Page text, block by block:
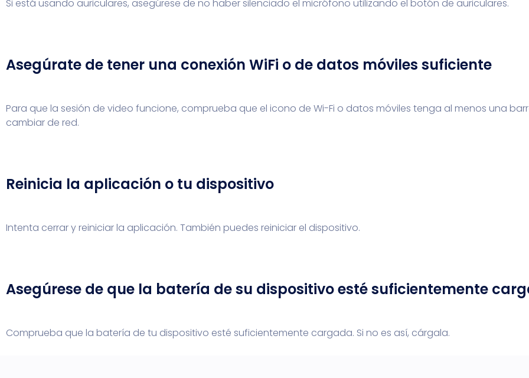
Si está usando auriculares, asegúrese de no haber silenciado el micrófono utilizando el botón de auriculares.
Asegúrate de tener una conexión WiFi o de datos móviles suficiente
Para que la sesión de video funcione, comprueba que el icono de Wi-Fi o datos móviles tenga al menos una
cambiar de red.
Reinicia la aplicación o tu dispositivo
Intenta cerrar y reiniciar la aplicación. También puedes reiniciar el dispositivo.
Asegúrese de que la batería de su dispositivo esté suficientemente
Comprueba que la batería de tu dispositivo esté suficientemente cargada. Si no es así, cárgala.